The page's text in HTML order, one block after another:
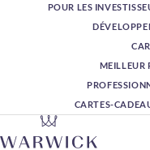
POUR LES
MEILLEUR
CARTES-